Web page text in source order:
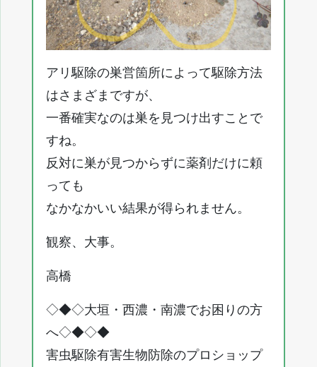
アリ駆除の巣営箇所によって駆除方法
はさまざまですが、
一番確実なのは巣を見つけ出すことで
すね。
反対に巣が見つからずに薬剤だけに頼
っても
なかなかいい結果が得られません。
観察、大事。
高橋
◇◆◇大垣・西濃・南濃でお困りの方
へ◇◆◇◆
害虫駆除有害生物防除のプロショップ